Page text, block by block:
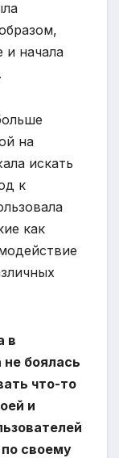
и начала
на
искать
к
как
в
боялась
что-то
и
своему